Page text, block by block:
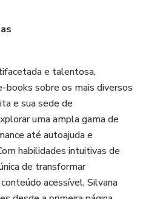
e talentosa,
books sobre os mais diversos
e sua sede de
uma ampla gama de
até autoajuda e
habilidades intuitivas de
de transformar
acessível, Silvana